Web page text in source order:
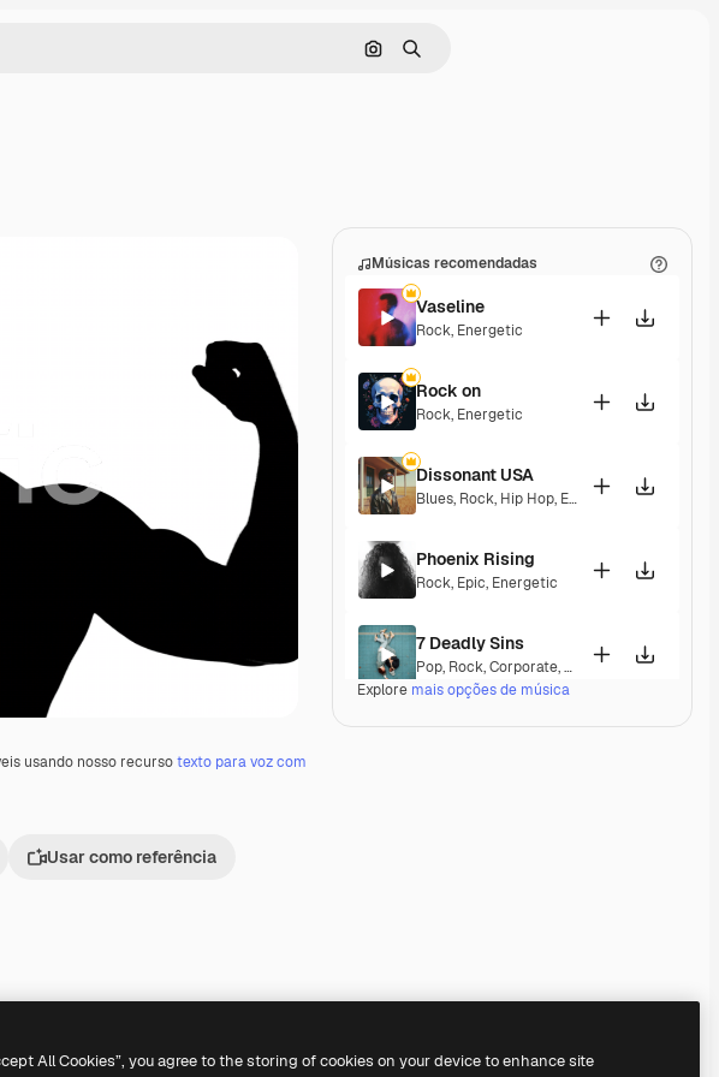
Pesquisar por imagem
Buscar
usando nosso recursotexto para voz com
Usar como referência
Músicas recomendadas
Vaseline
Rock, Energetic
Rock on
Rock, Energetic
Dissonant USA
Blues, Rock, Hip Hop, Epic Energetic
Phoenix Rising
Rock, Epic, Energetic
7 Deadly Sins
Pop, Rock,Corporate,Happy Energetic
Vicious Reign
Rock,Energetic,Upbeat
Explore mais opções de música
Premium
Premium Premium
Premium
All Cookies”, you agree to the storing of cookies on your device to enhance site